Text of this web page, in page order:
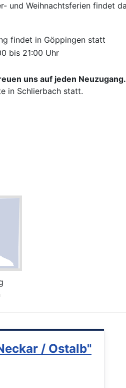
und Weihnachtsferien findet
findet in Göppingen statt
bis 21:00 Uhr
uns auf jeden Neuzugang.
in Schlierbach statt.
/ Ostalb"